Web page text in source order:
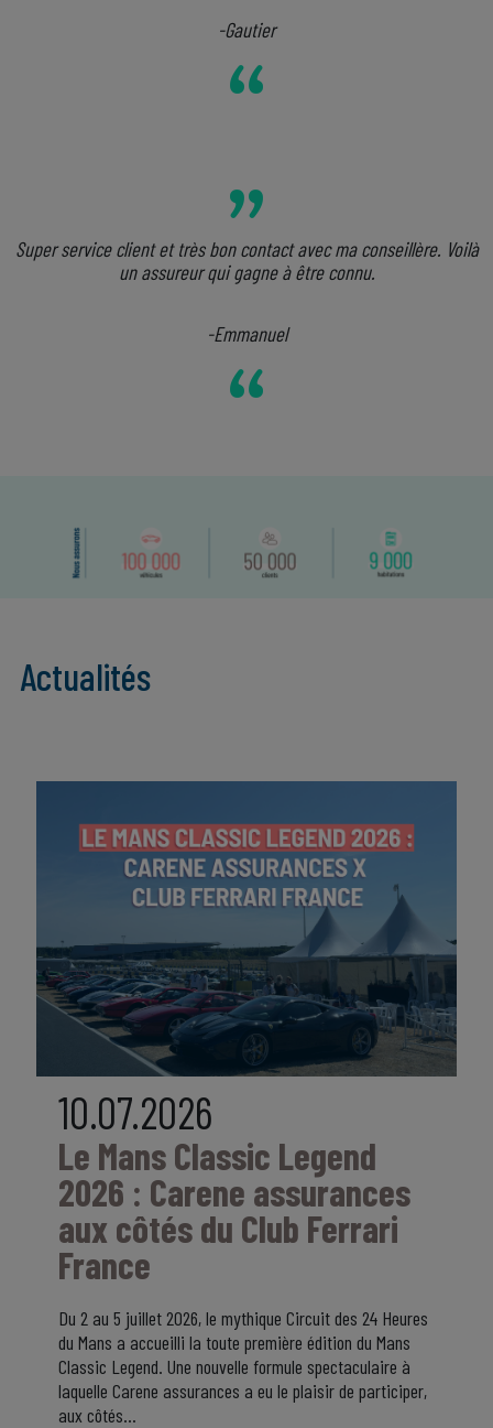
-Gautier
Super service client et très bon contact avec ma conseillère. Voilà
un assureur qui gagne à être connu.
-Emmanuel
Actualités
10.07.2026
Le Mans Classic Legend
2026 : Carene assurances
aux côtés du Club Ferrari
France
Du 2 au 5 juillet 2026, le mythique Circuit des 24 Heures
du Mans a accueilli la toute première édition du Mans
Classic Legend. Une nouvelle formule spectaculaire à
laquelle Carene assurances a eu le plaisir de participer,
aux côtés…